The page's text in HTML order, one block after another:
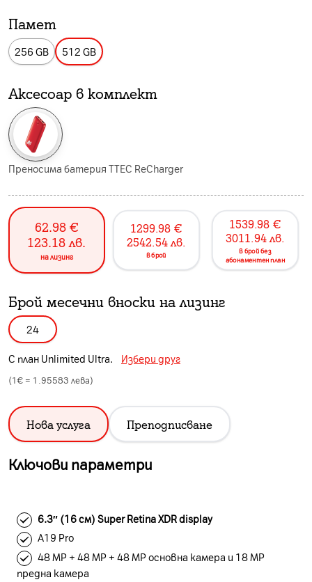
Памет
256 GB 512 GB
Аксесоар в комплект
Преносима батерия TTEC ReCharger
62.98 €
123.18 лв.
на лизинг
1299.98 €
2542.54 лв.
в брой
1539.98 €
3011.94 лв.
в брой без
абонаментен план
Брой месечни вноски на лизинг
24
С план Unlimited Ultra. Избери друг
(1€ = 1.95583 лева)
Нова услуга Преподписване
Ключови параметри
6.3″ (16 см) Super Retina XDR display
A19 Pro
48 MP + 48 MP + 48 MP основна камера и 18 MP
предна камера